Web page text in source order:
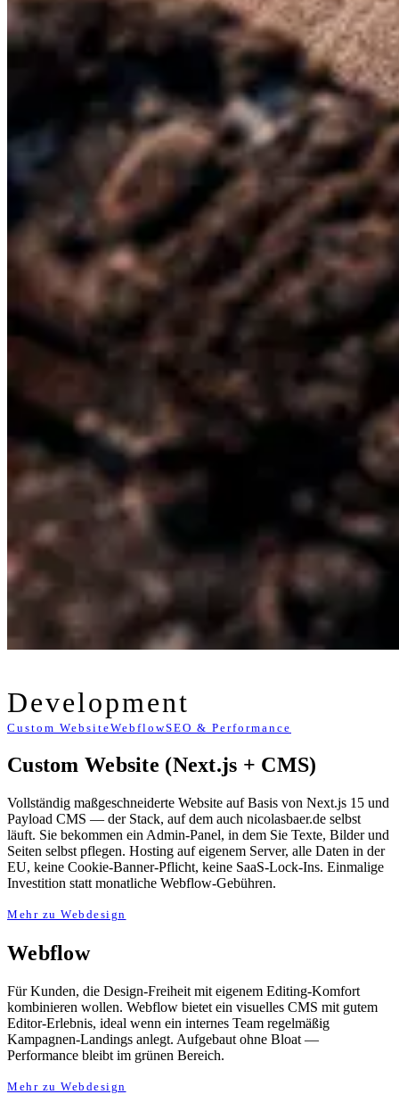
Development
Custom WebsiteWebflowSEO & Performance
Custom Website (Next.js + CMS)
Vollständig maßgeschneiderte Website auf Basis von Next.js 15 und
Payload CMS — der Stack, auf dem auch nicolasbaer.de selbst
läuft. Sie bekommen ein Admin-Panel, in dem Sie Texte, Bilder und
Seiten selbst pflegen. Hosting auf eigenem Server, alle Daten in der
EU, keine Cookie-Banner-Pflicht, keine SaaS-Lock-Ins. Einmalige
Investition statt monatliche Webflow-Gebühren.
Mehr zu Webdesign
Webflow
Für Kunden, die Design-Freiheit mit eigenem Editing-Komfort
kombinieren wollen. Webflow bietet ein visuelles CMS mit gutem
Editor-Erlebnis, ideal wenn ein internes Team regelmäßig
Kampagnen-Landings anlegt. Aufgebaut ohne Bloat —
Performance bleibt im grünen Bereich.
Mehr zu Webdesign